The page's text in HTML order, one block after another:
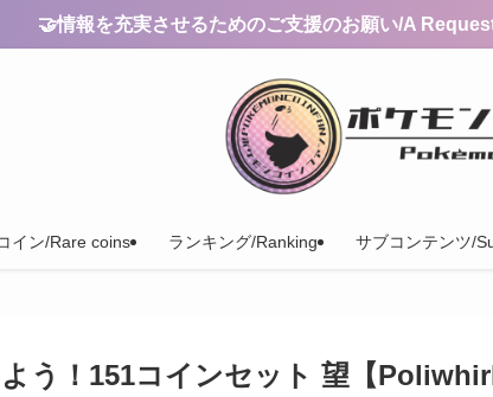
🤝情報を充実させるためのご支援のお願い/A
イン/Rare coins ランキング/Ranking サブコンテンツ/
う！151コインセット 望【